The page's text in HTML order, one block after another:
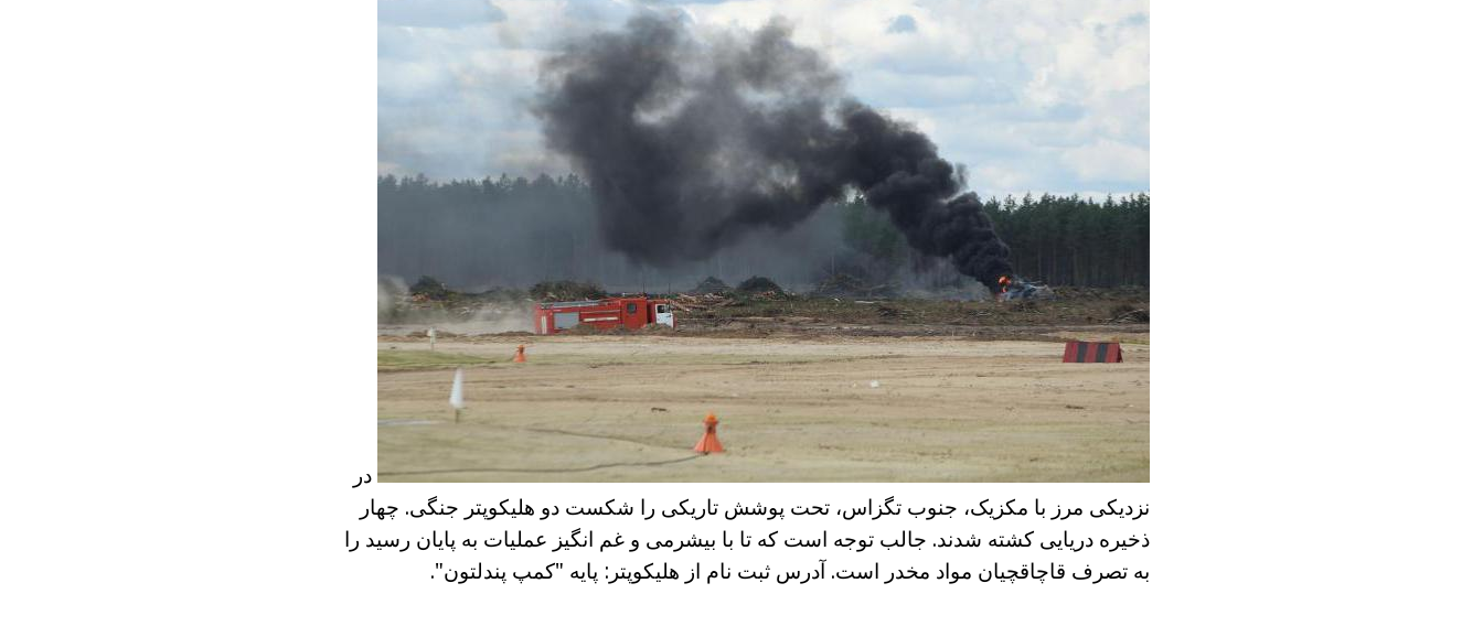
در
نزدیکی مرز با مکزیک، جنوب تگزاس، تحت پوشش تاریکی را شکست دو هلیکوپتر جنگی. چهار
ذخیره دریایی کشته شدند. جالب توجه است که تا با بیشرمی و غم انگیز عملیات به پایان رسید را
به تصرف قاچاقچیان مواد مخدر است. آدرس ثبت نام از هلیکوپتر: پایه "کمپ پندلتون".